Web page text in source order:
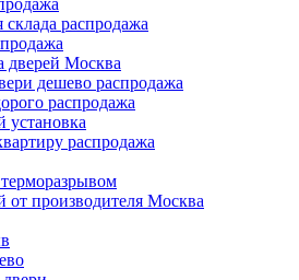
распродажа
дверей Москва
дешево распродажа
распродажа
установка
распродажа
от производителя Москва